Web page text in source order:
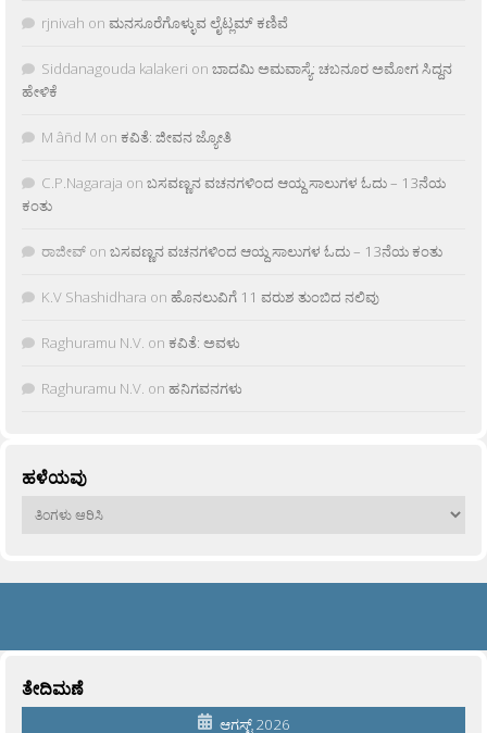
rjnivah on ಮನಸೂರೆಗೊಳ್ಳುವ ಲೈಟ್ಲಮ್ ಕಣಿವೆ
Siddanagouda kalakeri on ಬಾದಮಿ ಅಮವಾಸ್ಯೆ: ಚಬನೂರ ಅಮೋಗ ಸಿದ್ದನ
ಹೇಳಿಕೆ
M âñd M on ಕವಿತೆ: ಜೀವನ ಜ್ಯೋತಿ
C.P.Nagaraja on ಬಸವಣ್ಣನ ವಚನಗಳಿಂದ ಆಯ್ದ ಸಾಲುಗಳ ಓದು – 13ನೆಯ
ಕಂತು
ರಾಜೀವ್ on ಬಸವಣ್ಣನ ವಚನಗಳಿಂದ ಆಯ್ದ ಸಾಲುಗಳ ಓದು – 13ನೆಯ ಕಂತು
K.V Shashidhara on ಹೊನಲುವಿಗೆ 11 ವರುಶ ತುಂಬಿದ ನಲಿವು
Raghuramu N.V. on ಕವಿತೆ: ಅವಳು
Raghuramu N.V. on ಹನಿಗವನಗಳು
ಹಳೆಯವು
ಹಳೆಯವು
ತೇದಿಮಣೆ
ಆಗಸ್ಟ್ 2026